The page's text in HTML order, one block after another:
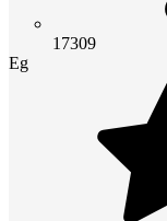
17309
Eg